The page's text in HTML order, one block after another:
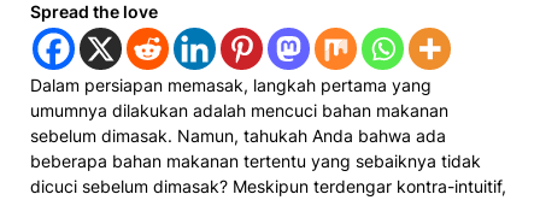
Spread the love
Dalam persiapan memasak, langkah pertama yang
umumnya dilakukan adalah mencuci bahan makanan
sebelum dimasak. Namun, tahukah Anda bahwa ada
beberapa bahan makanan tertentu yang sebaiknya tidak
dicuci sebelum dimasak? Meskipun terdengar kontra-intuitif,